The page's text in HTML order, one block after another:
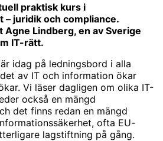
praktisk kurs i
juridik och compliance.
Agne Lindberg, en av Sverige
IT-rätt.
idag på ledningsbord i alla
av IT och information ökar
Vi läser dagligen om olika IT-
också en mängd
det finns redan en mängd
ofta EU-
lagstiftning på gång.